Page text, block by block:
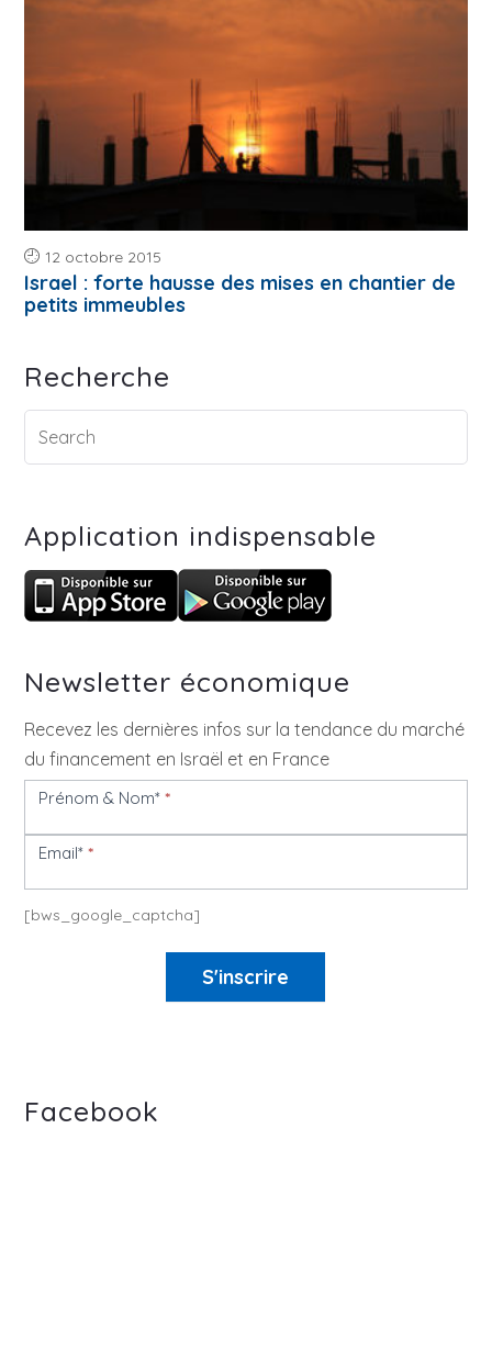
12 octobre 2015
Israel : forte hausse des mises en chantier de
petits immeubles
Recherche
Application indispensable
Newsletter économique
Recevez les dernières infos sur la tendance du marché
du financement en Israël et en France
Newsletter
Prénom & Nom**
Email**
[bws_google_captcha]
S'inscrire
Facebook